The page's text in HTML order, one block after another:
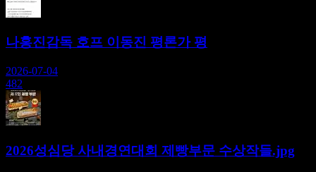
나홍진감독 호프 이동진 평론가 평
2026-07-04
482
2026성심당 사내경연대회 제빵부문 수상작들.jpg